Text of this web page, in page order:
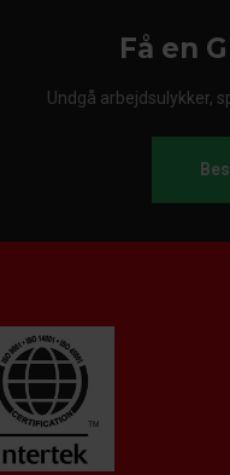
Få en
Undgå arbejdsulykker,